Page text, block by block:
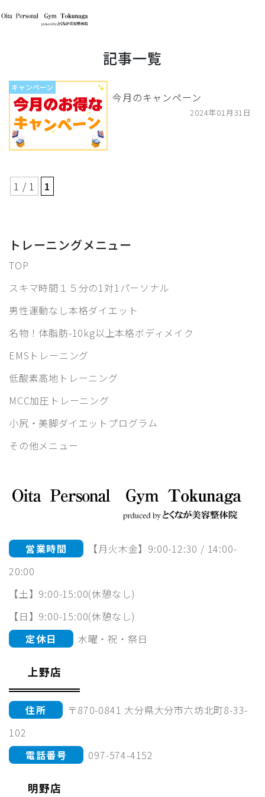
記事一覧
キャンペーン
今月のキャンペーン
2024年01月31日
1 / 1 1
トレーニングメニュー
TOP
スキマ時間１５分の1対1パーソナル
男性運動なし本格ダイエット
名物！体脂肪-10kg以上本格ボディメイク
EMSトレーニング
低酸素高地トレーニング
MCC加圧トレーニング
小尻・美脚ダイエットプログラム
その他メニュー
営業時間
【月火木金】9:00-12:30 / 14:00-
20:00
【土】9:00-15:00(休憩なし)
【日】9:00-15:00(休憩なし)
定休日
水曜・祝・祭日
上野店
住所
〒870-0841 大分県大分市六坊北町8-33-
102
電話番号
097-574-4152
明野店